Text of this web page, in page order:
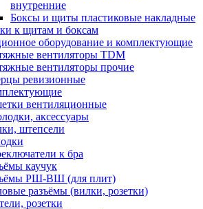
внутренние
Боксы и щиты пластиковые накладные
к щитам и боксам
оборудование и комплектующие
вентиляторы TDM
вентиляторы прочие
ревизионные
вентиляционные
аксессуары
штепсели
к бра
каучук
РШ-ВШ (для плит)
разъёмы (вилки, розетки)
розетки